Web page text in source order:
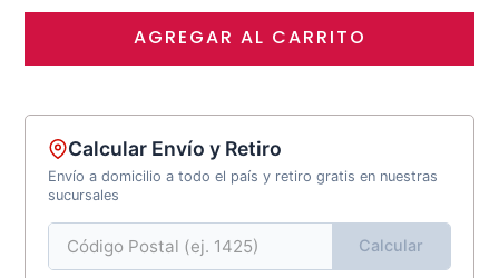
AGREGAR AL CARRITO
Calcular Envío y Retiro
Envío a domicilio a todo el país y retiro gratis en nuestras
sucursales
Calcular